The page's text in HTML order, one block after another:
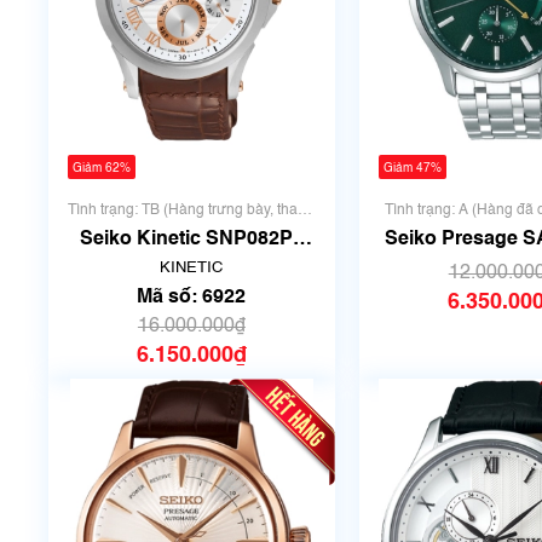
Giảm 62%
Tình trạng: TB (Hàng trưng bày, thanh
lý)
Seiko Kinetic SNP082P1
trưng bày thanh lý - MS
6922
KINETIC
Mã số: 6922
16.000.000₫
6.150.000₫
Giảm 47%
Tình trạng: A (Hàng đã
nhưng rất đẹp,
Seiko Presage
4R57-00N0 |